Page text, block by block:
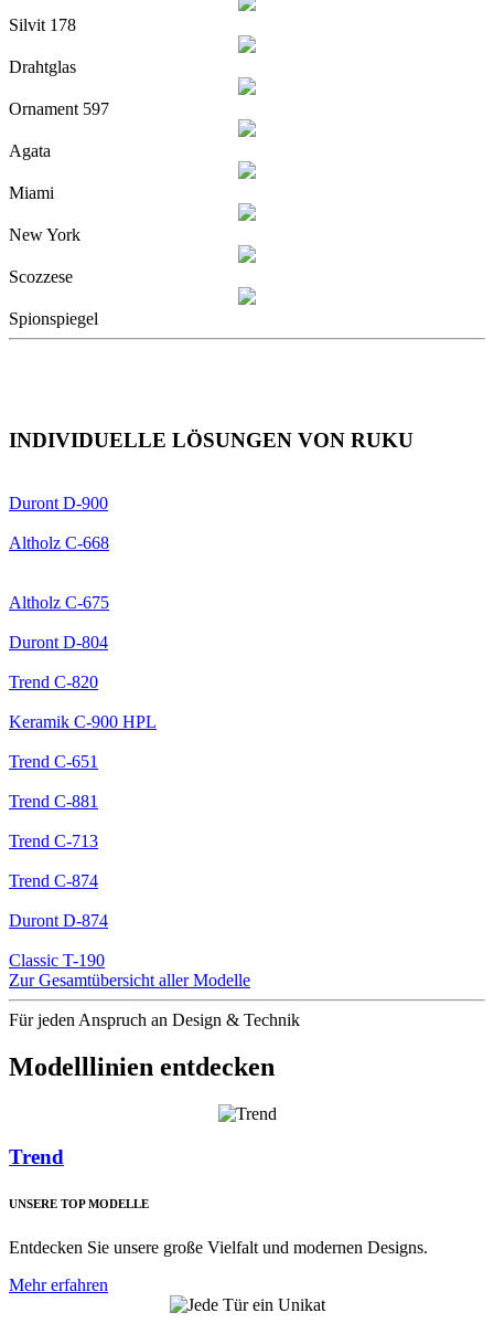
Silvit 178
Drahtglas
Ornament 597
Agata
Miami
New York
Scozzese
Spionspiegel
INDIVIDUELLE LÖSUNGEN VON RUKU
Duront D-900
Altholz C-668
Altholz C-675
Duront D-804
Trend C-820
Keramik C-900 HPL
Trend C-651
Trend C-881
Trend C-713
Trend C-874
Duront D-874
Classic T-190
Zur Gesamtübersicht aller Modelle
Für jeden Anspruch an Design & Technik
Modelllinien entdecken
Trend
UNSERE TOP MODELLE
Entdecken Sie unsere große Vielfalt und modernen Designs.
Mehr erfahren